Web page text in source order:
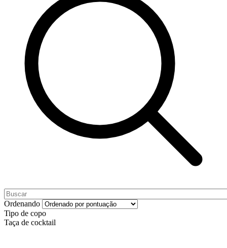
Ordenando
Tipo de copo
Taça de cocktail